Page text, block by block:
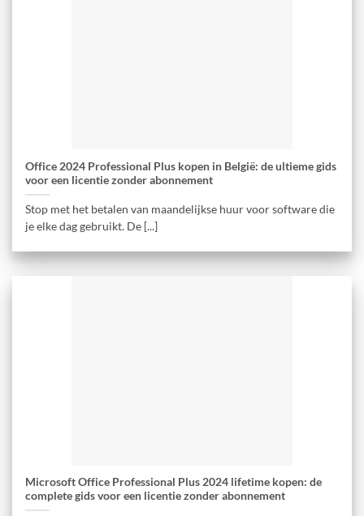
Office 2024 Professional Plus kopen in België: de ultieme gids
voor een licentie zonder abonnement
Stop met het betalen van maandelijkse huur voor software die
je elke dag gebruikt. De [...]
Microsoft Office Professional Plus 2024 lifetime kopen: de
complete gids voor een licentie zonder abonnement